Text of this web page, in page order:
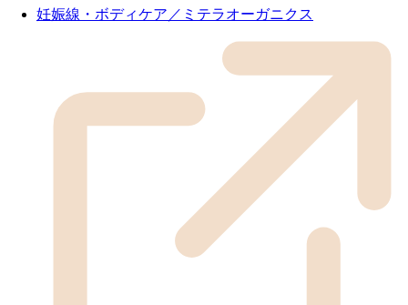
妊娠線・ボディケア／ミテラオーガニクス